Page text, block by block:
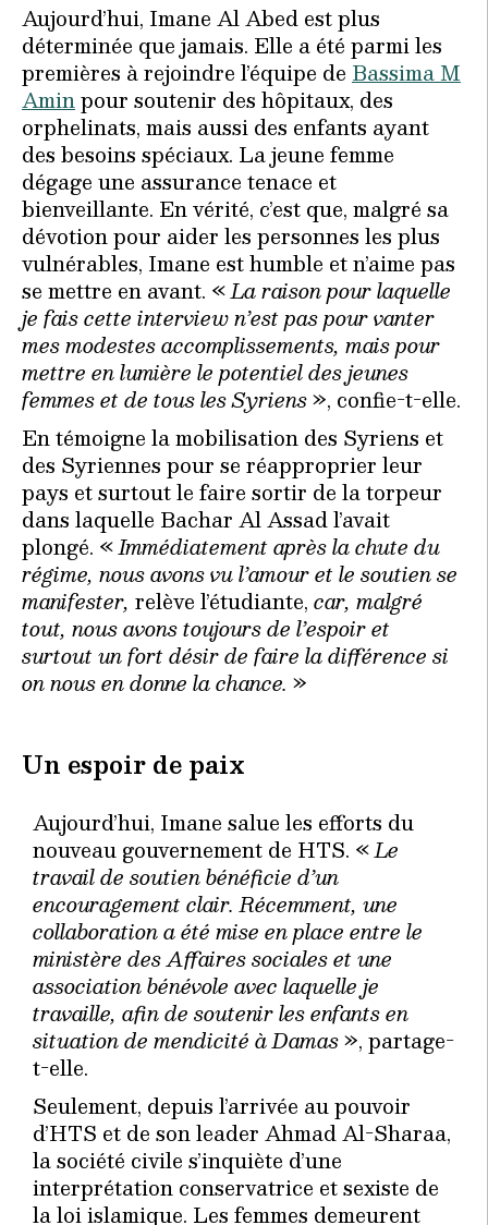
Aujourd’hui, Imane Al Abed est plus
déterminée que jamais. Elle a été parmi les
premières à rejoindre l’équipe deBassima M
Aminpour soutenir des hôpitaux, des
orphelinats, mais aussi des enfants ayant
des besoins spéciaux. La jeune femme
dégage une assurance tenace et
bienveillante. En vérité, c’est que, malgré sa
dévotion pour aider les personnes les plus
vulnérables, Imane est humble et n’aime pas
se mettre en avant. «La raison pour laquelle
je fais cette interview n’est pas pour vanter
mes modestes accomplissements, mais pour
mettre en lumière le potentiel des jeunes
femmes et de tous les Syriens», confie-t-elle.
En témoigne la mobilisation des Syriens et
des Syriennes pour se réapproprier leur
pays et surtout le faire sortir de la torpeur
dans laquelle Bachar Al Assad l’avait
plongé. «Immédiatement après la chute du
régime, nous avons vu l’amour et le soutien se
manifester, relève l’étudiante,car, malgré
tout, nous avons toujours de l’espoir et
surtout un fort désir de faire la différence si
on nous en donne la chance. »
Un espoir de paix
Aujourd’hui, Imane salue les efforts du
nouveau gouvernement de HTS. «Le
travail de soutien bénéficie d’un
encouragement clair. Récemment, une
collaboration a été mise en place entre le
ministère des Affaires sociales et une
association bénévole avec laquelle je
travaille, afin de soutenir les enfants en
situation de mendicité à Damas», partage-
t-elle.
Seulement, depuis l’arrivée au pouvoir
d’HTS et de son leader Ahmad Al-Sharaa,
la société civile s’inquiète d’une
interprétation conservatrice et sexiste de
la loi islamique. Les femmes demeurent